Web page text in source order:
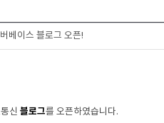
베이스 블로그 오픈!
신 블로그를 오픈하였습니다.